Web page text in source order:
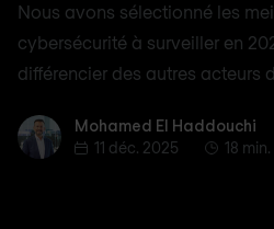
Nous avons sélectionné les
cybersécurité à surveiller en
différencier des autres acteurs
Mohamed El Haddouchi
Mohamed El Haddouchi
11 déc. 2025
18